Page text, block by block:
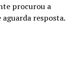
procurou a
aguarda resposta.